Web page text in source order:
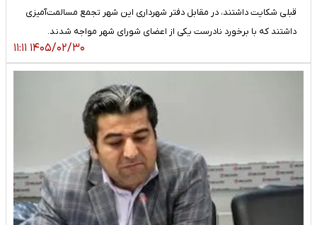
قبلی شکایت داشتند، در مقابل دفتر شهرداری این شهر تجمع مسالمت‌آمیزی
داشتند که با برخورد نادرست یکی از اعضای شورای شهر مواجه شدند.
۱۴۰۵/۰۲/۳۰ ۱۱:۱۱